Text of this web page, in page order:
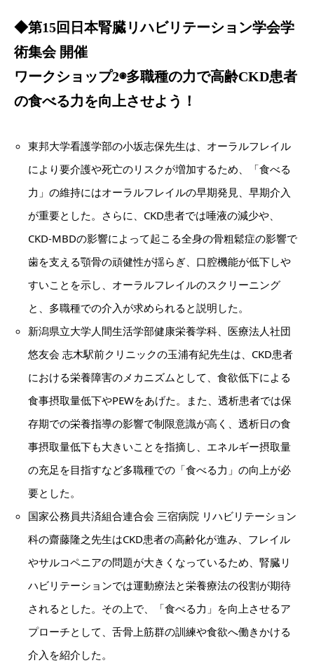
◆第15回日本腎臓リハビリテーション学会学
術集会 開催
ワークショップ2◉多職種の力で高齢CKD患者
の食べる力を向上させよう！
東邦大学看護学部の小坂志保先生は、オーラルフレイル
により要介護や死亡のリスクが増加するため、「食べる
力」の維持にはオーラルフレイルの早期発見、早期介入
が重要とした。さらに、CKD患者では唾液の減少や、
CKD-MBDの影響によって起こる全身の骨粗鬆症の影響で
歯を支える顎骨の頑健性が揺らぎ、口腔機能が低下しや
すいことを示し、オーラルフレイルのスクリーニング
と、多職種での介入が求められると説明した。
新潟県立大学人間生活学部健康栄養学科、医療法人社団
悠友会 志木駅前クリニックの玉浦有紀先生は、CKD患者
における栄養障害のメカニズムとして、食欲低下による
食事摂取量低下やPEWをあげた。また、透析患者では保
存期での栄養指導の影響で制限意識が高く、透析日の食
事摂取量低下も大きいことを指摘し、エネルギー摂取量
の充足を目指すなど多職種での「食べる力」の向上が必
要とした。
国家公務員共済組合連合会 三宿病院 リハビリテーション
科の齋藤隆之先生はCKD患者の高齢化が進み、フレイル
やサルコペニアの問題が大きくなっているため、腎臓リ
ハビリテーションでは運動療法と栄養療法の役割が期待
されるとした。その上で、「食べる力」を向上させるア
プローチとして、舌骨上筋群の訓練や食欲へ働きかける
介入を紹介した。